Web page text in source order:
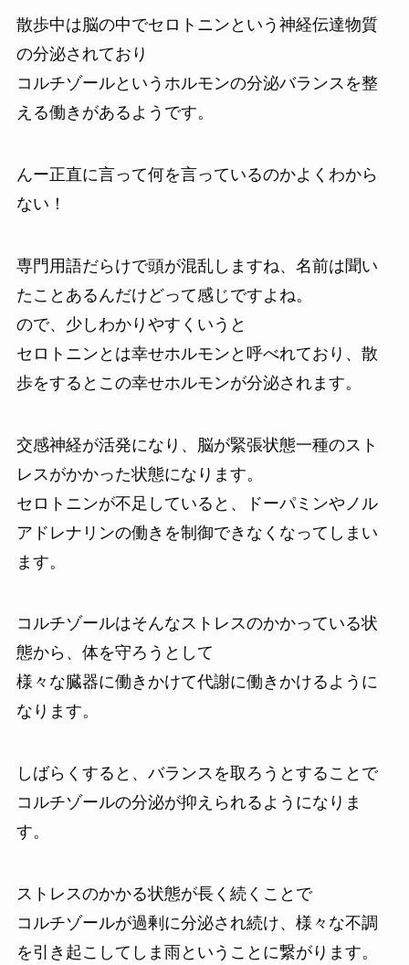
散歩中は脳の中でセロトニンという神経伝達物質
の分泌されており
コルチゾールというホルモンの分泌バランスを整
える働きがあるようです。
んー正直に言って何を言っているのかよくわから
ない！
専門用語だらけで頭が混乱しますね、名前は聞い
たことあるんだけどって感じですよね。
ので、少しわかりやすくいうと
セロトニンとは幸せホルモンと呼べれており、散
歩をするとこの幸せホルモンが分泌されます。
交感神経が活発になり、脳が緊張状態一種のスト
レスがかかった状態になります。
セロトニンが不足していると、ドーパミンやノル
アドレナリンの働きを制御できなくなってしまい
ます。
コルチゾールはそんなストレスのかかっている状
態から、体を守ろうとして
様々な臓器に働きかけて代謝に働きかけるように
なります。
しばらくすると、バランスを取ろうとすることで
コルチゾールの分泌が抑えられるようになりま
す。
ストレスのかかる状態が長く続くことで
コルチゾールが過剰に分泌され続け、様々な不調
を引き起こしてしま雨ということに繋がります。